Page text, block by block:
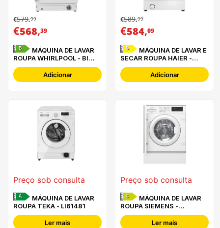
€579,99
€568,39
B
ROUPA WHIRLPOOL - BI
WMWG 91485 EU
Adicionar
€589,99
€584,09
D
SECAR ROUPA HAIER -
BHA6SD696M6DB9-S
Adicionar
Preço sob consulta
A
ROUPA TEKA - LI61481
Ler mais
Preço sob consulta
C
ROUPA SIEMENS -
WI14W542ES -
Ler mais